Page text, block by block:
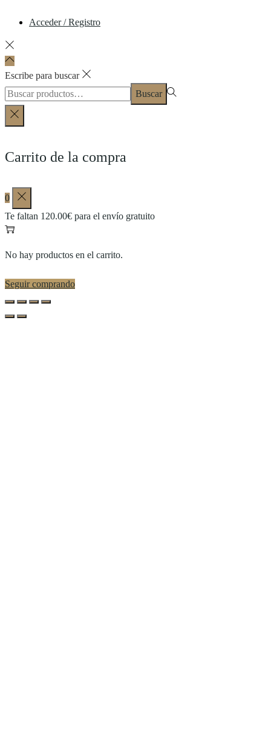
Acceder / Registro
Escribe para buscar
Buscar
Carrito de la compra
0
Te faltan 120.00€ para el envío gratuito
No hay productos en el carrito.
Seguir comprando